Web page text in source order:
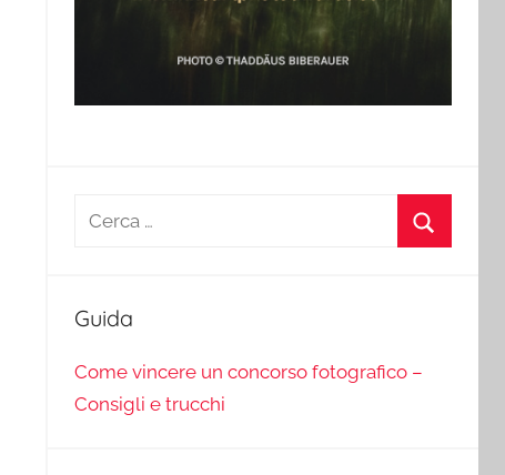
Ricerca
Guida
Come vincere un concorso fotografico –
Consigli e trucchi